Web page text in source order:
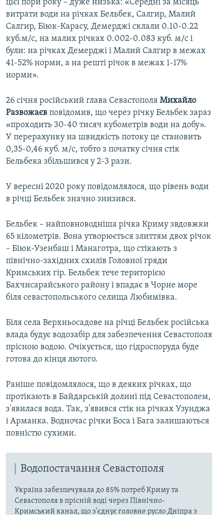
цієї пори року – дуже низька: «Середні за місяць
витрати води на річках Бельбек, Салгир, Малий
Салгир, Біюк-Карасу, Демерджі склали 0.10-0.22
куб.м/с, на малих річках 0.002-0.083 куб. м/с і
були: на річках Демерджі і Малий Салгир в межах
41-52% норми, а на решті річок в межах 1-17%
норми».
26 січня російський глава Севастополя Михайло
Развожаєв повідомив, що через річку Бельбек зараз
«проходить 30-40 тисяч кубометрів води на добу».
У перерахунку на швидкість потоку це становить
0,35-0,46 куб. м/с, тобто з початку січня стік
Бельбека збільшився у 2-3 рази.
У вересні 2020 року повідомлялося, що рівень води
в річці Бельбек значно знизився.
Бельбек – найповноводніша річка Криму звдовжки
65 кілометрів. Вона утворюється злиттям двох річок
– Біюк-Узенбаш і Манаготра, що стікають з
північно-західних схилів Головної гряди
Кримських гір. Бельбек тече територією
Бахчисарайського району і впадає в Чорне море
біля севастопольського селища Любимівка.
Біля села Верхньосадове на річці Бельбек російська
влада будує водозабір для забезпечення Севастополя
прісною водою. Очікується, що гідроспоруда буде
готова до кінця лютого.
Раніше повідомлялося, що в деяких річках, що
протікають в Байдарській долині під Севастополем,
з'явилася вода. Так, з'явився стік на річках Узунджа
і Арманка. Водночас річки Боса і Бага залишаються
повністю сухими.
Водопостачання Севастополя
Україна забезпечувала до 85% потреб Криму та
Севастополя в прісній воді через Північно-
Кримський канал, що з'єднує головне русло Дніпра з